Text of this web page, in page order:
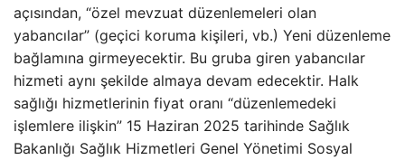
açısından, “özel mevzuat düzenlemeleri olan
yabancılar” (geçici koruma kişileri, vb.) Yeni düzenleme
bağlamına girmeyecektir. Bu gruba giren yabancılar
hizmeti aynı şekilde almaya devam edecektir. Halk
sağlığı hizmetlerinin fiyat oranı “düzenlemedeki
işlemlere ilişkin” 15 Haziran 2025 tarihinde Sağlık
Bakanlığı Sağlık Hizmetleri Genel Yönetimi Sosyal